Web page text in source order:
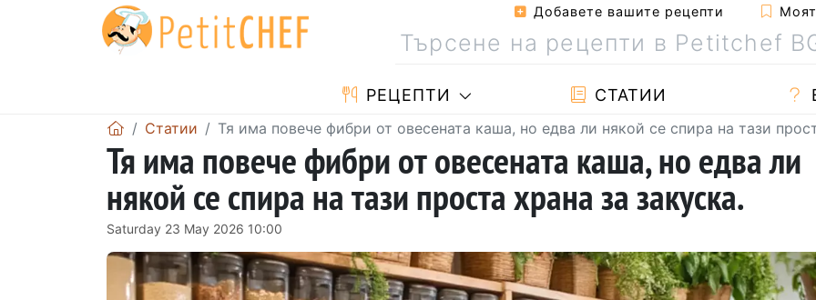
Добавете вашите рецепти
РЕЦЕПТИ СТАТИИ
Статии Тя има повече фибри от овесената каша, но едва ли някой се спира на тази
Тя има повече фибри от овесената каша, но едва ли
някой се спира на тази проста храна за закуска.
Saturday 23 May 2026 10:00